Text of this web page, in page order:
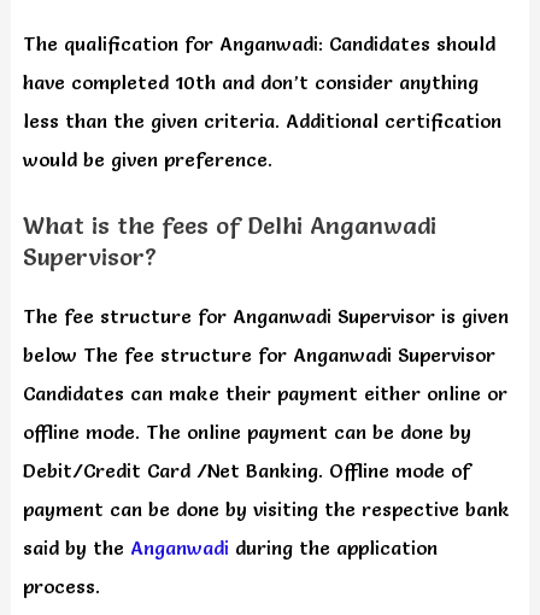
The qualification for Anganwadi: Candidates should
have completed 10th and don’t consider anything
less than the given criteria. Additional certification
would be given preference.
What is the fees of Delhi Anganwadi
Supervisor?
The fee structure for Anganwadi Supervisor is given
below The fee structure for Anganwadi Supervisor
Candidates can make their payment either online or
offline mode. The online payment can be done by
Debit/Credit Card /Net Banking. Offline mode of
payment can be done by visiting the respective bank
said by the Anganwadi during the application
process.